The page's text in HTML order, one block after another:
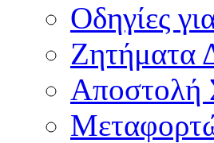
Οδηγίες
Ζητήματα
Αποστολή